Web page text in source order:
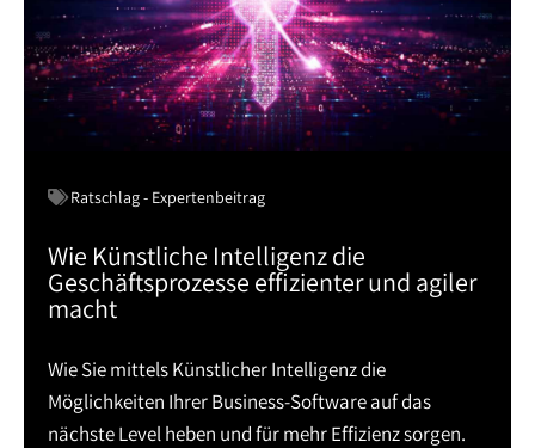
Ratschlag - Expertenbeitrag
Wie Künstliche Intelligenz die
Geschäftsprozesse effizienter und agiler
macht
Wie Sie mittels Künstlicher Intelligenz die
Möglichkeiten Ihrer Business-Software auf das
nächste Level heben und für mehr Effizienz sorgen.